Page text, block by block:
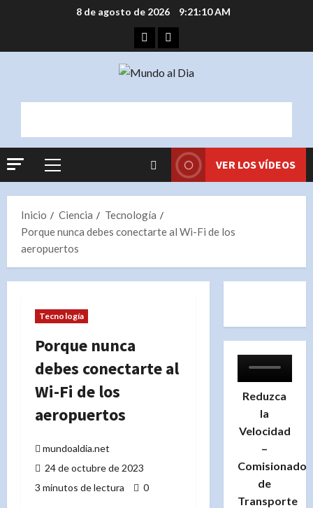
8 de agosto de 2026 9:21:11 AM
FacebookInstagram
Menú
VER LOS VÍDEOS
Inicio Ciencia
Tecnología
Porque nunca debes conectarte al Wi-Fi de los
aeropuertos
Tecnología
Porque nunca
debes conectarte al
Wi-Fi de los
aeropuertos
mundoaldia.net
24 de octubre de 2023
3 minutos de lectura
0
Reduzca
la
Velocidad
–
Comisionado
de
Transporte